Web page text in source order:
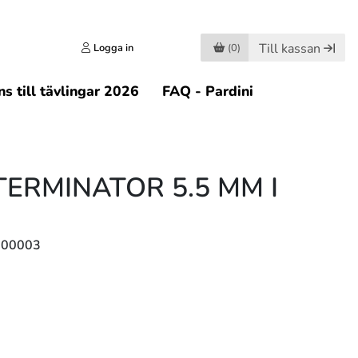
Logga in (0) Till kassan
till tävlingar 2026 FAQ - Pardini
5.5 MM I